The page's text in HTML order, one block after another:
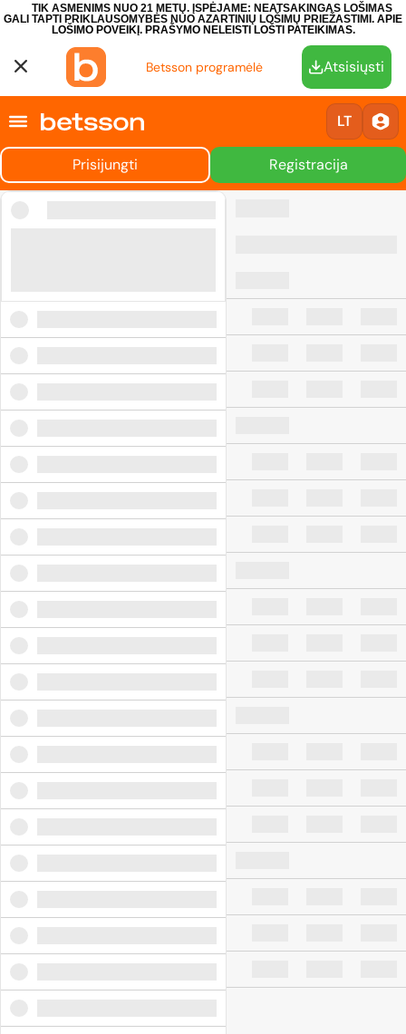
TIK ASMENIMS NUO 21 METŲ. ĮSPĖJAME: NEATSAKINGAS LOŠIMAS
GALI TAPTI PRIKLAUSOMYBĖS NUO AZARTINIŲ LOŠIMŲ PRIEŽASTIMI. APIE
LOŠIMO POVEIKĮ. PRAŠYMO NELEISTI LOŠTI PATEIKIMAS.
Betsson programėlė Atsisiųsti
LT
Prisijungti Registracija